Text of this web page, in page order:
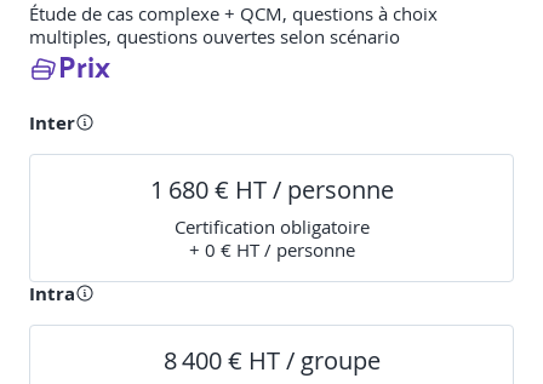
Étude de cas complexe + QCM, questions à choix
multiples, questions ouvertes selon scénario
Prix
Inter
1 680 € HT / personne
Certification obligatoire
+ 0 € HT / personne
Intra
8 400 € HT / groupe